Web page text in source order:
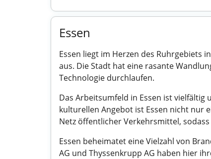
Essen
Essen liegt im Herzen des Ruhrgebiets
aus. Die Stadt hat eine rasante
Technologie durchlaufen.
Das Arbeitsumfeld in Essen ist
kulturellen Angebot ist Essen nicht nur
Netz öffentlicher Verkehrsmittel,
Essen beheimatet eine Vielzahl von
AG und Thyssenkrupp AG haben hier